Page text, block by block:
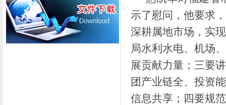
示了慰问，他要求
深耕属地市场，实
局水利水电、机场
展贡献力量；三要
团产业链全、投资
信息共享；四要规